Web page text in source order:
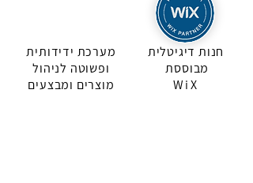
מערכת ידידותית
ופשוטה לניהול
מוצרים ומבצעים
חנות דיגיטלית
מבוססת
WiX